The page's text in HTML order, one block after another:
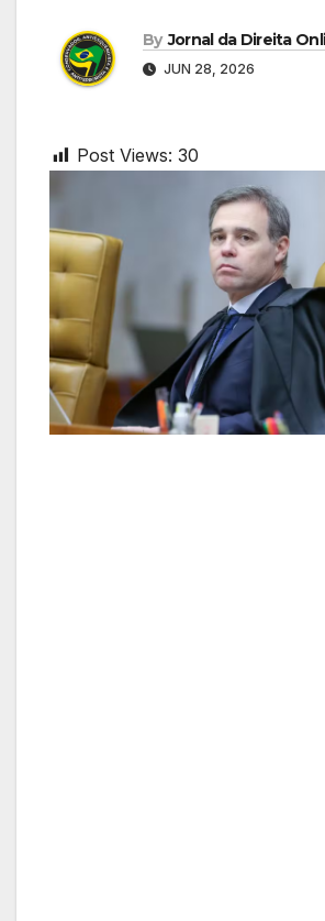
By Jornal da Direita
JUN 28, 2026
Post Views: 30